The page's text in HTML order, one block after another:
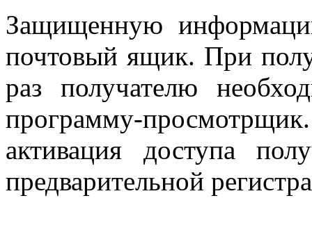
Защищенную
почтовый ящик. При
раз получателю
программу-
активация доступа
предварительной